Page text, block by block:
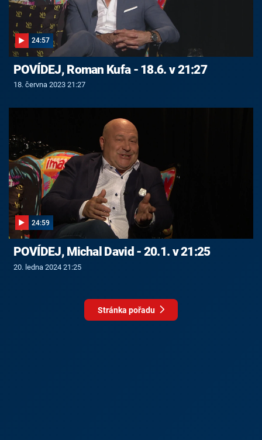
24:57
POVÍDEJ, Roman Kufa - 18.6. v 21:27
18. června 2023 21:27
24:59
POVÍDEJ, Michal David - 20.1. v 21:25
20. ledna 2024 21:25
Stránka pořadu